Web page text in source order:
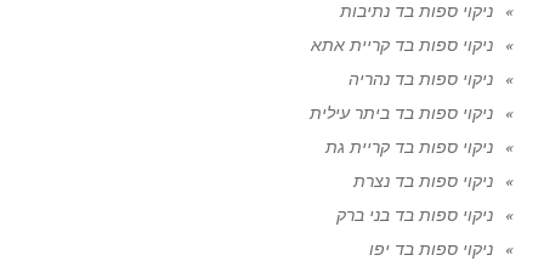
ניקוי ספות בד נתיבות
ניקוי ספות בד קריית אתא
ניקוי ספות בד נהריה
ניקוי ספות בד ביתר עילית
ניקוי ספות בד קריית גת
ניקוי ספות בד נצרת
ניקוי ספות בד בני ברק
ניקוי ספות בד יפו